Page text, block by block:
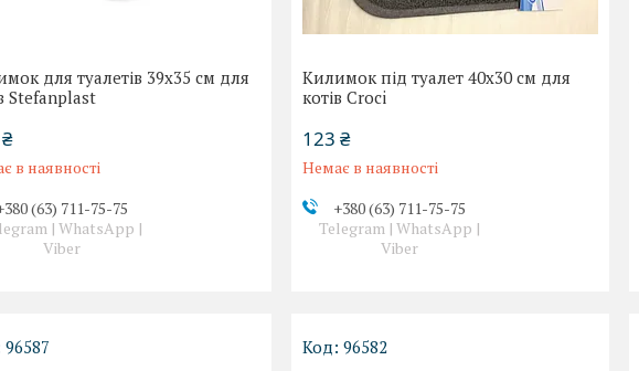
для туалетів 39x35 см для
Stefanplast
в наявності
(63) 711-75-75
| WhatsApp |
Viber
Килимок під туалет 40x30 см для
котів Croci
123 ₴
Немає в наявності
+380 (63) 711-75-75
Telegram | WhatsApp |
Viber
96587 96582